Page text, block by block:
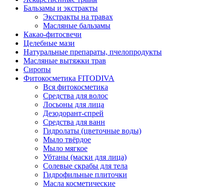
Бальзамы и экстракты
Экстракты на травах
Масляные бальзамы
Какао-фитосвечи
Целебные мази
Натуральные препараты, пчелопродукты
Масляные вытяжки трав
Сиропы
Фитокосметика FITODIVA
Вся фитокосметика
Средства для волос
Лосьоны для лица
Дезодорант-спрей
Средства для ванн
Гидролаты (цветочные воды)
Мыло твёрдое
Мыло мягкое
Убтаны (маски для лица)
Солевые скрабы для тела
Гидрофильные плиточки
Масла косметические